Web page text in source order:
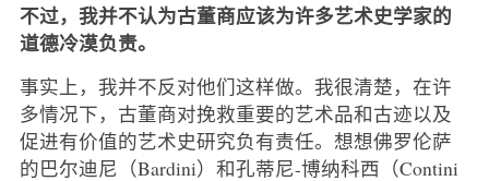
不过，我并不认为古董商应该为许多艺术史学家的
道德冷漠负责。
事实上，我并不反对他们这样做。我很清楚，在许
多情况下，古董商对挽救重要的艺术品和古迹以及
促进有价值的艺术史研究负有责任。想想佛罗伦萨
的巴尔迪尼（Bardini）和孔蒂尼-博纳科西（Contini